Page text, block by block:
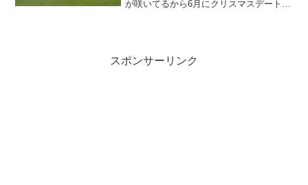
が咲いてるから6月にクリスマスデートが
スポンサーリンク